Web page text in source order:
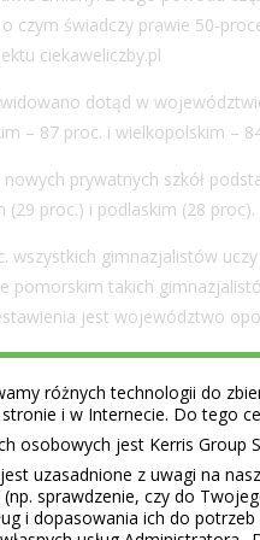
czym świadczy prawie 50-
ciekaweliczby.pl
dotąd w
– 87 proc. i wielkopolskim –
prywatnych szkół
proc.) i podlaskim (28 proc).
wszystkich gimnazjalistów
pomorskim takich
jest województwo
w relacji do
na drugim miejscu ex-equo
5 proc..
w szkołach prywatnych
właśnie reformie
mało
różnych technologii do
i w Internecie. Do tego
osobowych jest Kerris Group
uzasadnione z uwagi na
(np. sprawdzenie, czy do
i dopasowania ich do